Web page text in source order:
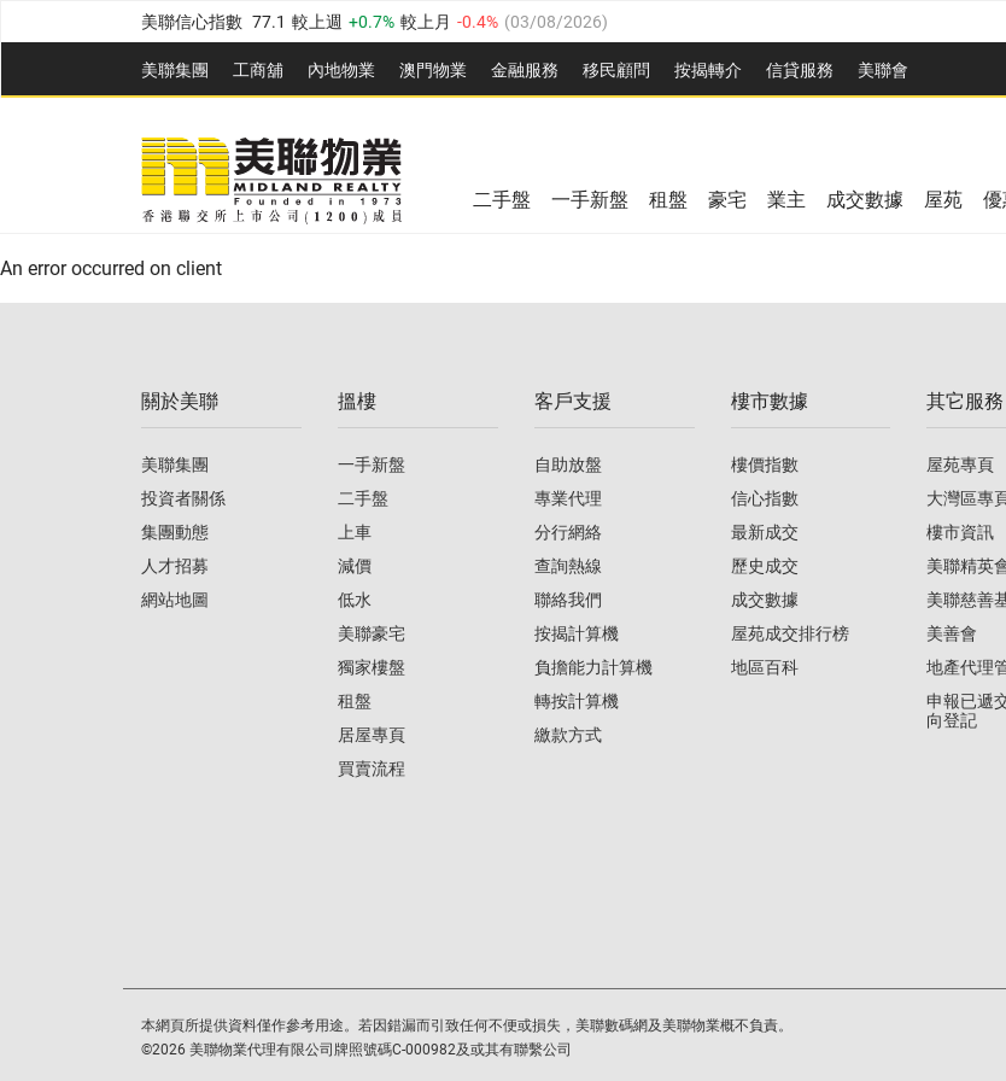
美聯信心指數 77.1 較上週 0.7% 較上月 -0.4% (03/08/2026)
全港樓價指數 149.1 較上週 0% 較上月 0.4% (03/08/2026)
港島樓價指數 157.4 較上週 -0.3% 較上月 -0.8% (03/08/2026)
九龍樓價指數 156.4 較上週 -0.1%
新界樓價指數 134.8 較上週 0.1% 0.9% 03/08/2026
美聯信心指數 77.1 較上週 0.7% 較上月
美聯集團 工商舖 內地物業 澳門物業 金融服務 移民顧問 按揭轉介 信貸服務 美聯會
全港樓價指數 149.1 較上週 0% 較上月
美聯信心指數 較上週 0.7% 03/08/2026)
二手盤 一手新盤 租盤 豪宅 業主 成交數據 屋苑
An error occurred on client
關於美聯
美聯集團
投資者關係
集團動態
人才招募
網站地圖
搵樓
一手新盤
二手盤
上車
減價
低水
美聯豪宅
獨家樓盤
租盤
居屋專頁
買賣流程
客戶支援
自助放盤
專業代理
分行網絡
查詢熱線
聯絡我們
按揭計算機
負擔能力計算機
轉按計算機
繳款方式
樓市數據
樓價指數
信心指數
最新成交
歷史成交
成交數據
屋苑成交排行榜
地區百科
其它服務
屋苑專頁
大灣區專
樓市資訊
美聯精英
美聯慈善
美善會
地產代理
申報已遞
向登記
本網頁所提供資料僅作參考用途。若因錯漏而引致任何不便或損失，美聯數碼網及美聯物業概不負責。
©2026 美聯物業代理有限公司牌照號碼C-000982及或其有聯繫公司